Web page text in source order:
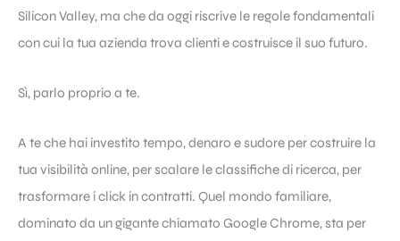
Silicon Valley, ma che da oggi riscrive le regole fondamentali
con cui la tua azienda trova clienti e costruisce il suo futuro.
Sì, parlo proprio a te.
A te che hai investito tempo, denaro e sudore per costruire la
tua visibilità online, per scalare le classifiche di ricerca, per
trasformare i click in contratti. Quel mondo familiare,
dominato da un gigante chiamato Google Chrome, sta per